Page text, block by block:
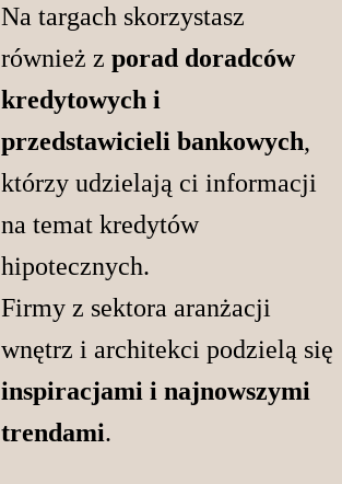
Na targach skorzystasz
również z porad doradców
kredytowych i
przedstawicieli bankowych,
którzy udzielają ci informacji
na temat kredytów
hipotecznych.
Firmy z sektora aranżacji
wnętrz i architekci podzielą się
inspiracjami i najnowszymi
trendami.